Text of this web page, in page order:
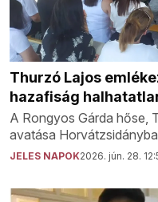
Thurzó Lajos
hazafiság
A Rongyos Gárda hőse,
avatása
JELES NAPOK2026. jún. 28.